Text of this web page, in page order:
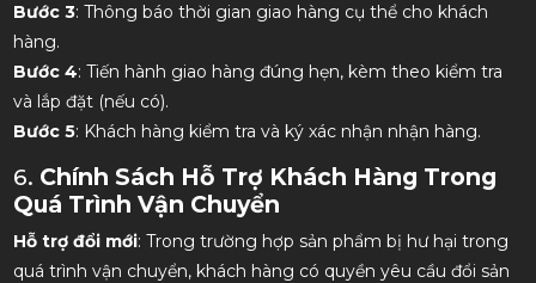
Bước 3: Thông báo thời gian giao hàng cụ thể cho khách
hàng.
Bước 4: Tiến hành giao hàng đúng hẹn, kèm theo kiểm tra
và lắp đặt (nếu có).
Bước 5: Khách hàng kiểm tra và ký xác nhận nhận hàng.
6. Chính Sách Hỗ Trợ Khách Hàng Trong
Quá Trình Vận Chuyển
Hỗ trợ đổi mới: Trong trường hợp sản phẩm bị hư hại trong
quá trình vận chuyển, khách hàng có quyền yêu cầu đổi sản